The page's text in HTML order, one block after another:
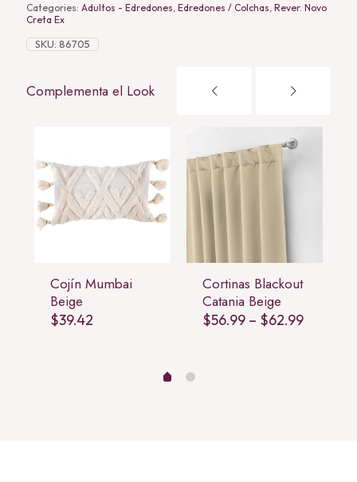
Categories: Adultos - Edredones, Edredones / Colchas, Rever. Novo
Creta Ex
SKU: 86705
Complementa el Look
Cojín Mumbai
Beige
$39.42
Cortinas Blackout
Catania Beige
$56.99 – $62.99Price